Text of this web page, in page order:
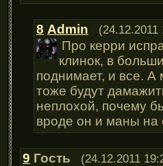
8 Admin (24.12.2011
Про керри
клинок, в
поднимает, и все. А
тоже будут
неплохой, почему
вроде он и маны на
9 Гость (24.12.2011